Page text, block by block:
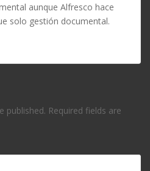
aunque Alfresco hace
solo gestión documental.
published. Required fields are